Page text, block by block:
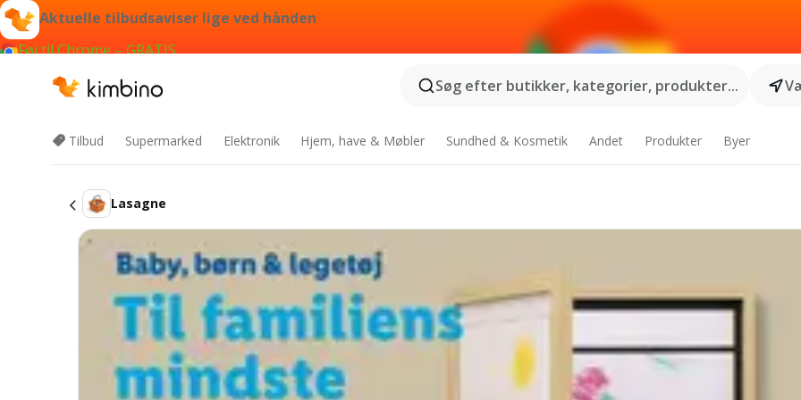
Aktuelle tilbudsaviser lige ved hånden
Føj til Chrome – GRATIS
Søg efter butikker, kategorier, produkter...
Tilbud Supermarked Elektronik Hjem, have & Møbler Sundhed & Kosmetik Andet Produkter Byer
Lasagne